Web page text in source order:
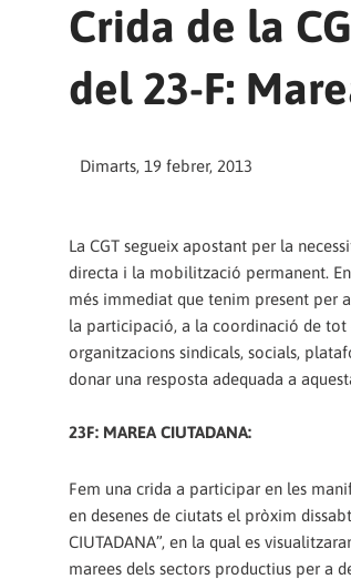
Crida de la
del 23-F:
Dimarts, 19 febrer, 2013
La CGT segueix apostant per la
directa i la mobilització permanent.
més immediat que tenim present per
la participació, a la coordinació de
organitzacions sindicals, socials,
donar una resposta adequada a
23F: MAREA CIUTADANA:
Fem una crida a participar en les
en desenes de ciutats el pròxim
CIUTADANA”, en la qual es
marees dels sectors productius per a